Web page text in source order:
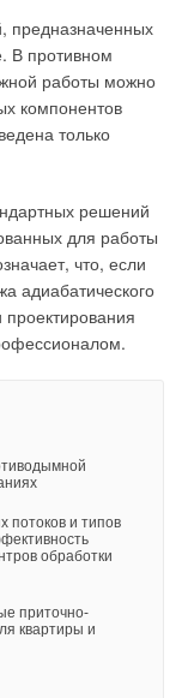
предназначенных
В противном
работы можно
компонентов
только
решений
для работы
что, если
адиабатического
потоков и типов
обработки
приточно-
квартиры и
параметров
для
защиты
2023 года №450)
по
отвечает
так и по её
работе
процесс
в учебных
университетом
Выполняемые
привлечение